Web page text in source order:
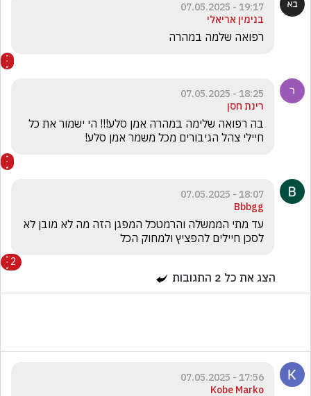
19:17 - 07.05.2025
בנימין אריאלי
רפואה שלמה במהרה
18:25 - 07.05.2025
רינת חסן
חיילי צהל הגיבורים מכל משמר אמן סלע!
18:07 - 07.05.2025
Bbbgg
לסכן חיילים להפציץ ולמחוק הכל
2
הצג את כל 2 התגובות
17:56 - 07.05.2025
Kobe Marko